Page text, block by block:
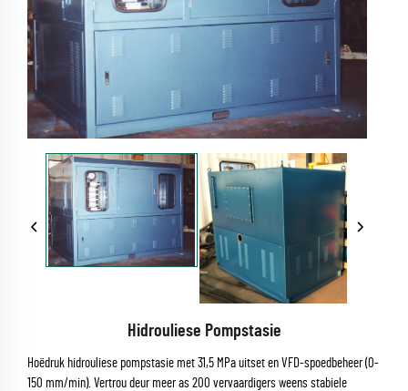
Hidrouliese Pompstasie
Hoëdruk hidrouliese pompstasie met 31,5 MPa uitset en VFD-spoedbeheer (0-
150 mm/min). Vertrou deur meer as 200 vervaardigers weens stabiele